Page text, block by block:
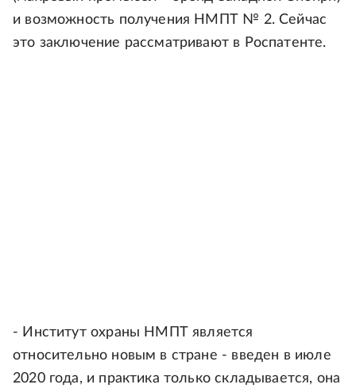
и возможность получения НМПТ № 2. Сейчас
это заключение рассматривают в Роспатенте.
- Институт охраны НМПТ является
относительно новым в стране - введен в июле
2020 года, и практика только складывается, она